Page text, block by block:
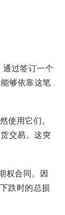
过签订一个
够依靠这笔
使用它们。
交易。这突
权合同。因
跌时的总损